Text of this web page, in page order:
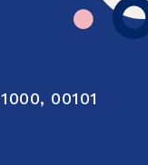
00101